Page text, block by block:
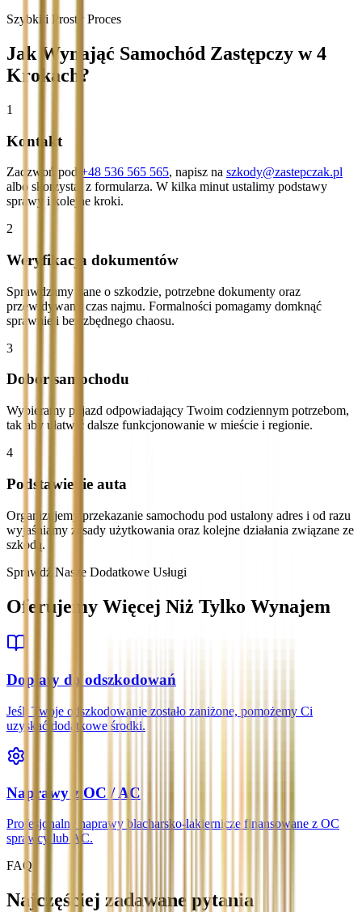
Szybki i Prosty Proces
Jak Wynająć Samochód Zastępczy w 4
Krokach?
1
Kontakt
Zadzwoń pod +48 536 565 565, napisz na szkody@zastepczak.pl
albo skorzystaj z formularza. W kilka minut ustalimy podstawy
sprawy i kolejne kroki.
2
Weryfikacja dokumentów
Sprawdzamy dane o szkodzie, potrzebne dokumenty oraz
przewidywany czas najmu. Formalności pomagamy domknąć
sprawnie i bez zbędnego chaosu.
3
Dobór samochodu
Wybieramy pojazd odpowiadający Twoim codziennym potrzebom,
tak aby ułatwić dalsze funkcjonowanie w mieście i regionie.
4
Podstawienie auta
Organizujemy przekazanie samochodu pod ustalony adres i od razu
wyjaśniamy zasady użytkowania oraz kolejne działania związane ze
szkodą.
Sprawdź Nasze Dodatkowe Usługi
Oferujemy Więcej Niż Tylko Wynajem
Dopłaty do odszkodowań
Jeśli Twoje odszkodowanie zostało zaniżone, pomożemy Ci
uzyskać dodatkowe środki.
Naprawy z OC / AC
Profesjonalne naprawy blacharsko-lakiernicze finansowane z OC
sprawcy lub AC.
FAQ
Najczęściej zadawane pytania